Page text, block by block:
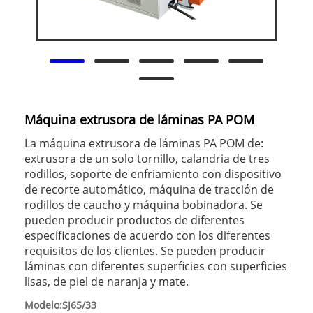
Máquina extrusora de láminas PA POM
La máquina extrusora de láminas PA POM de:
extrusora de un solo tornillo, calandria de tres
rodillos, soporte de enfriamiento con dispositivo
de recorte automático, máquina de tracción de
rodillos de caucho y máquina bobinadora. Se
pueden producir productos de diferentes
especificaciones de acuerdo con los diferentes
requisitos de los clientes. Se pueden producir
láminas con diferentes superficies con superficies
lisas, de piel de naranja y mate.
Modelo:SJ65/33